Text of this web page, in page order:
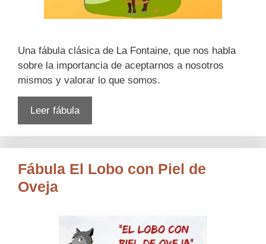
Una fábula clásica de La Fontaine, que nos habla
sobre la importancia de aceptarnos a nosotros
mismos y valorar lo que somos.
Leer fábula
Fábula El Lobo con Piel de
Oveja